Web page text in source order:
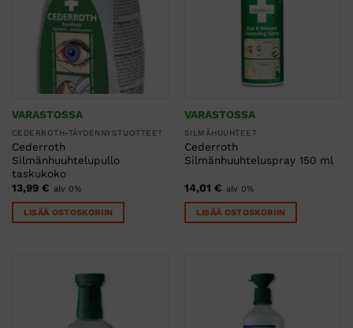
VARASTOSSA
CEDERROTH-TÄYDENNYSTUOTTEET
Cederroth
Silmänhuuhtelupullo
taskukoko
13,99 € alv 0%
LISÄÄ OSTOSKORIIN
VARASTOSSA
SILMÄHUUHTEET
Cederroth
Silmänhuuhteluspray 150 ml
14,01 € alv 0%
LISÄÄ OSTOSKORIIN